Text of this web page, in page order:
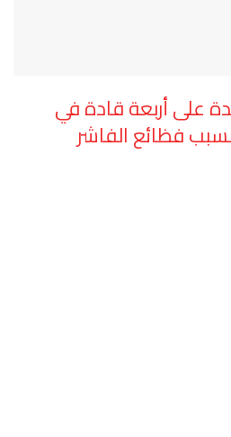
على أربعة قادة في
فظائع الفاشر